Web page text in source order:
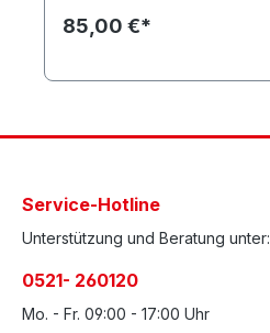
85,00 €*
Service-Hotline
Unterstützung und Beratung unter:
0521- 260120
Mo. - Fr. 09:00 - 17:00 Uhr